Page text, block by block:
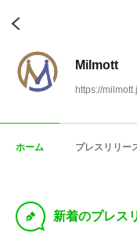
Milmott
https://
ホーム プレスリリー
D 新着のプレス